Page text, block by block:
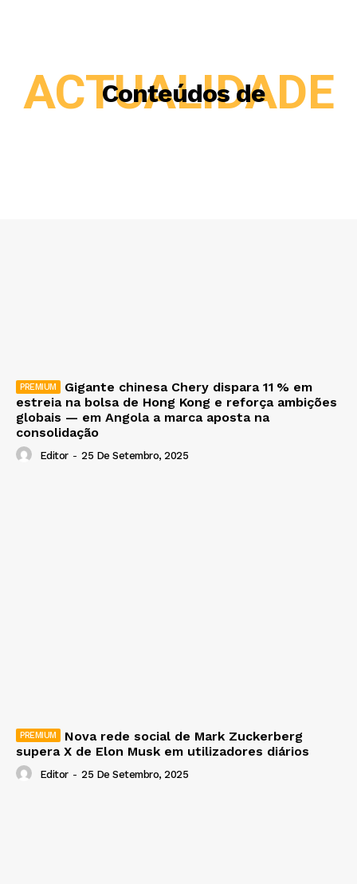
Conteúdos de
ACTUALIDADE
Gigante chinesa Chery dispara 11 % em
estreia na bolsa de Hong Kong e reforça ambições
globais — em Angola a marca aposta na
consolidação
Editor - 25 De Setembro, 2025
Nova rede social de Mark Zuckerberg
supera X de Elon Musk em utilizadores diários
Editor - 25 De Setembro, 2025